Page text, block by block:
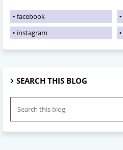
facebook
instagram
SEARCH THIS BLOG